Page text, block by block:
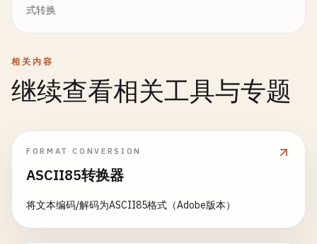
式转换
相关内容
继续查看相关工具与专题
FORMAT CONVERSION
ASCII85转换器
将文本编码/解码为ASCII85格式（Adobe版本）